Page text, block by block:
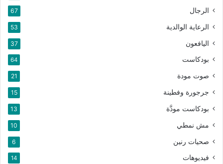
الرجال 67
الرعاية الوالدية 53
اليافعون 37
بودكاست 64
صوت مودة 21
جرجورة وفطينة 15
بودكاست مودَّة 13
مش نمطي 10
صحيات رنين 6
فيديوهات 14